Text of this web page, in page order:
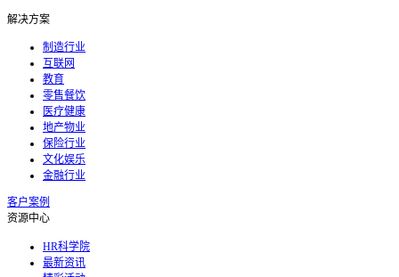
解决方案
制造行业
互联网
教育
零售餐饮
医疗健康
地产物业
保险行业
文化娱乐
金融行业
客户案例
资源中心
HR科学院
最新资讯